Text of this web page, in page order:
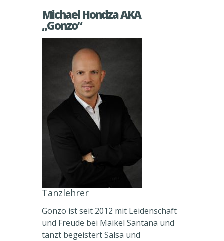
Michael Hondza AKA
„Gonzo“
Tanzlehrer
Gonzo ist seit 2012 mit Leidenschaft
und Freude bei Maikel Santana und
tanzt begeistert Salsa und